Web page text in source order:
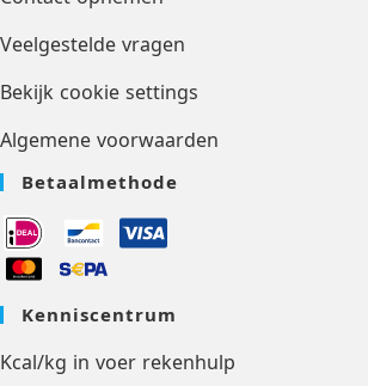
Veelgestelde vragen
Bekijk cookie settings
Algemene voorwaarden
Betaalmethode
Kenniscentrum
Kcal/kg in voer rekenhulp